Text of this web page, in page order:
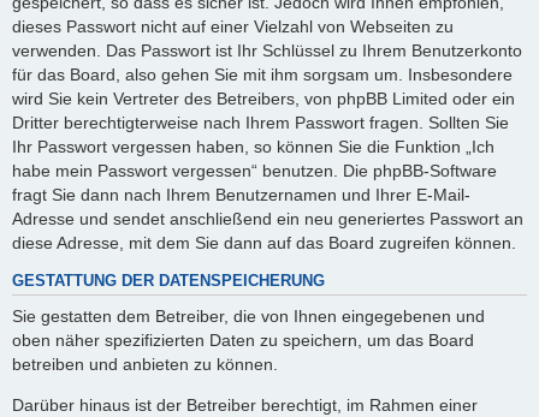
dieses Passwort nicht auf einer Vielzahl von Webseiten zu
verwenden. Das Passwort ist Ihr Schlüssel zu Ihrem Benutzerkonto
für das Board, also gehen Sie mit ihm sorgsam um. Insbesondere
wird Sie kein Vertreter des Betreibers, von phpBB Limited oder ein
Dritter berechtigterweise nach Ihrem Passwort fragen. Sollten Sie
Ihr Passwort vergessen haben, so können Sie die Funktion „Ich
habe mein Passwort vergessen“ benutzen. Die phpBB-Software
fragt Sie dann nach Ihrem Benutzernamen und Ihrer E-Mail-
Adresse und sendet anschließend ein neu generiertes Passwort an
diese Adresse, mit dem Sie dann auf das Board zugreifen können.
GESTATTUNG DER DATENSPEICHERUNG
Sie gestatten dem Betreiber, die von Ihnen eingegebenen und
oben näher spezifizierten Daten zu speichern, um das Board
betreiben und anbieten zu können.
Darüber hinaus ist der Betreiber berechtigt, im Rahmen einer